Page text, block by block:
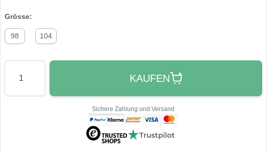
Grösse:
98 104
Quantity
KAUFEN
Sichere Zahlung und Versand